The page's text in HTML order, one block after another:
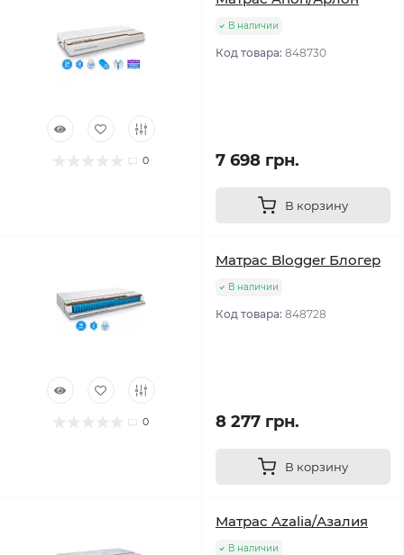
0
В наличии
Код товара: 848730
7 698 грн.
В корзину
0
Матрас Blogger Блогер
В наличии
Код товара: 848728
8 277 грн.
В корзину
Матрас Azalia/Азалия
В наличии